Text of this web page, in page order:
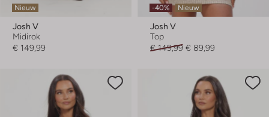
Nieuw
Josh V
Midirok
€ 149,99
-40% Nieuw
Josh V
Top
€ 149,99 € 89,99